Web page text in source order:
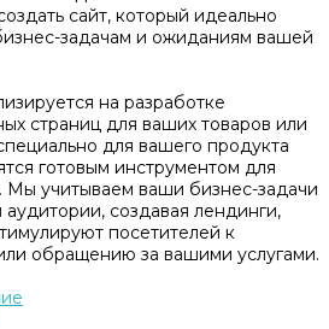
сайт, который идеально
задачам и ожиданиям вашей
на разработке
страниц для ваших товаров или
для вашего продукта
готовым инструментом для
Мы учитываем ваши бизнес-задачи
создавая лендинги,
посетителей к
обращению за вашими услугами.